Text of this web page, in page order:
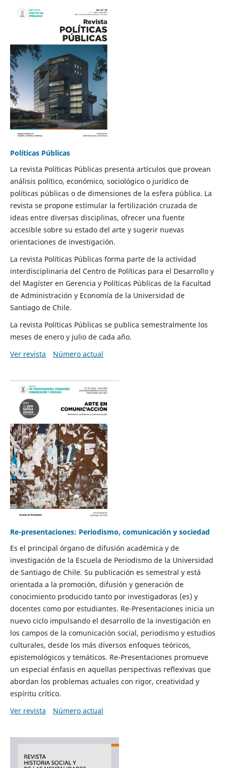
Políticas Públicas
La revista Políticas Públicas presenta artículos que provean
análisis político, económico, sociológico o jurídico de
políticas públicas o de dimensiones de la esfera pública. La
revista se propone estimular la fertilización cruzada de
ideas entre diversas disciplinas, ofrecer una fuente
accesible sobre su estado del arte y sugerir nuevas
orientaciones de investigación.
La revista Políticas Públicas forma parte de la actividad
interdisciplinaria del Centro de Políticas para el Desarrollo y
del Magíster en Gerencia y Políticas Públicas de la Facultad
de Administración y Economía de la Universidad de
Santiago de Chile.
La revista Políticas Públicas se publica semestralmente los
meses de enero y julio de cada año.
Ver revista
Número actual
Re-presentaciones: Periodismo, comunicación y sociedad
Es el principal órgano de difusión académica y de
investigación de la Escuela de Periodismo de la Universidad
de Santiago de Chile. Su publicación es semestral y está
orientada a la promoción, difusión y generación de
conocimiento producido tanto por investigadoras (es) y
docentes como por estudiantes. Re-Presentaciones inicia un
nuevo ciclo impulsando el desarrollo de la investigación en
los campos de la comunicación social, periodismo y estudios
culturales, desde los más diversos enfoques teóricos,
epistemológicos y temáticos. Re-Presentaciones promueve
un especial énfasis en aquellas perspectivas reflexivas que
abordan los problemas actuales con rigor, creatividad y
espíritu crítico.
Ver revista
Número actual